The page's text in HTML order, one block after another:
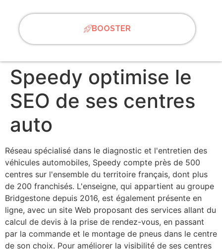
BOOSTER
Speedy optimise le
SEO de ses centres
auto
Réseau spécialisé dans le diagnostic et l'entretien des
véhicules automobiles, Speedy compte près de 500
centres sur l'ensemble du territoire français, dont plus
de 200 franchisés. L'enseigne, qui appartient au groupe
Bridgestone depuis 2016, est également présente en
ligne, avec un site Web proposant des services allant du
calcul de devis à la prise de rendez-vous, en passant
par la commande et le montage de pneus dans le centre
de son choix. Pour améliorer la visibilité de ses centres